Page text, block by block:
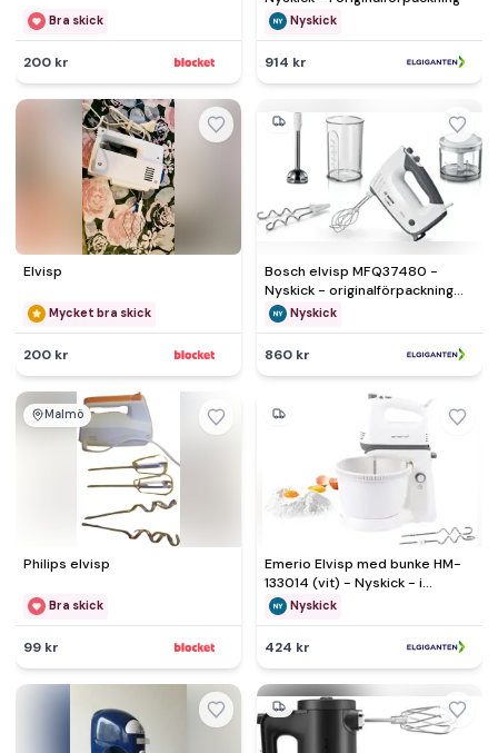
Bra skick
200 kr
Nyskick
914 kr
Elvisp
Mycket bra skick
200 kr
Bosch elvisp MFQ37480 -
Nyskick - originalförpackning
saknasNyskick
860 kr
Malmö
Philips elvisp
Bra skick
99 kr
Emerio Elvisp med bunke HM-
133014 (vit) - Nyskick - i
originalförpackning
Nyskick
424 kr